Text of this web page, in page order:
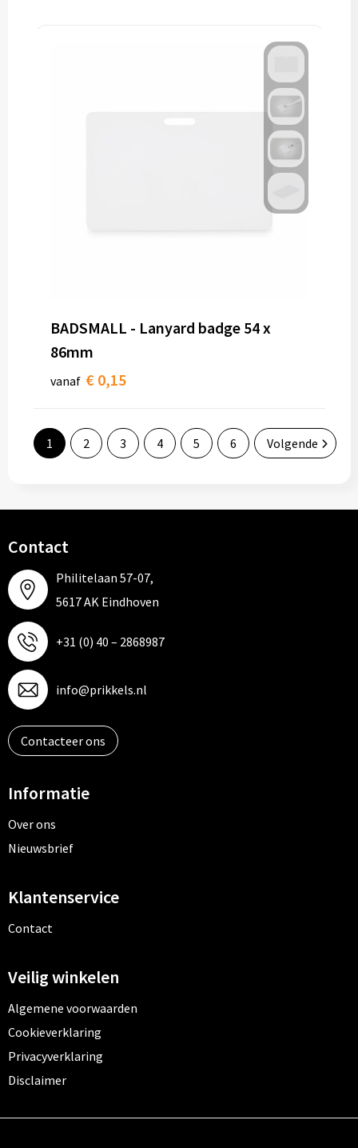
BADSMALL - Lanyard badge 54 x
86mm
vanaf € 0,15
1 2 3 4 5 6 Volgende
Contact
Philitelaan 57-07,
5617 AK Eindhoven
+31 (0) 40 – 2868987
info@prikkels.nl
Contacteer ons
Informatie
Over ons
Nieuwsbrief
Klantenservice
Contact
Veilig winkelen
Algemene voorwaarden
Cookieverklaring
Privacyverklaring
Disclaimer